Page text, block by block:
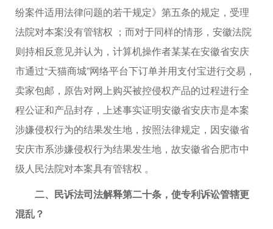
纷案件适用法律问题的若干规定》第五条的规定，受理
法院对本案没有管辖权 ；而对于同样的情形，安徽法院
则持相反意见并认为，计算机操作者某某在安徽省安庆
市通过“天猫商城”网络平台下订单并用支付宝进行交易，
卖家包邮，原告对网上购买被控侵权产品的过程进行全
程公证和产品封存，上述事实证明安徽省安庆市是本案
涉嫌侵权行为的结果发生地，按照法律规定，因安徽省
安庆市系涉嫌侵权行为结果发生地，故安徽省合肥市中
级人民法院对本案具有管辖权 。
二、民诉法司法解释第二十条，使专利诉讼管辖更
混乱？